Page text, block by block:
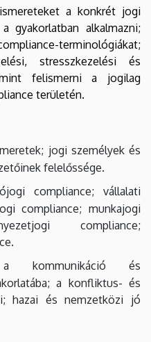
a konkrét jogi
gyakorlatban alkalmazni;
terminológiákat;
stresszkezelési és
felismerni a jogilag
területén.
jogi személyek és
felelőssége.
compliance; vállalati
compliance; munkajogi
compliance;
a kommunikáció és
a konfliktus- és
hazai és nemzetközi jó